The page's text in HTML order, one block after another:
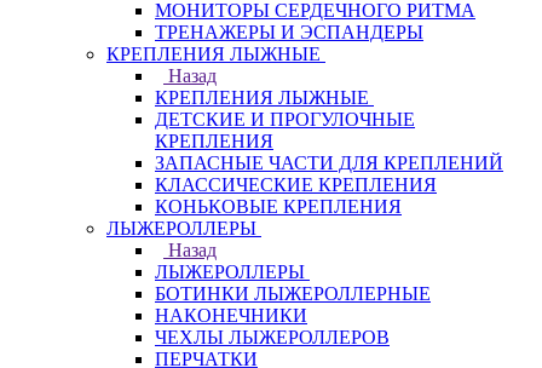
МОНИТОРЫ СЕРДЕЧНОГО РИТМА
ТРЕНАЖЕРЫ И ЭСПАНДЕРЫ
КРЕПЛЕНИЯ ЛЫЖНЫЕ
Назад
КРЕПЛЕНИЯ ЛЫЖНЫЕ
ДЕТСКИЕ И ПРОГУЛОЧНЫЕ
КРЕПЛЕНИЯ
ЗАПАСНЫЕ ЧАСТИ ДЛЯ КРЕПЛЕНИЙ
КЛАССИЧЕСКИЕ КРЕПЛЕНИЯ
КОНЬКОВЫЕ КРЕПЛЕНИЯ
ЛЫЖЕРОЛЛЕРЫ
Назад
ЛЫЖЕРОЛЛЕРЫ
БОТИНКИ ЛЫЖЕРОЛЛЕРНЫЕ
НАКОНЕЧНИКИ
ЧЕХЛЫ ЛЫЖЕРОЛЛЕРОВ
ПЕРЧАТКИ